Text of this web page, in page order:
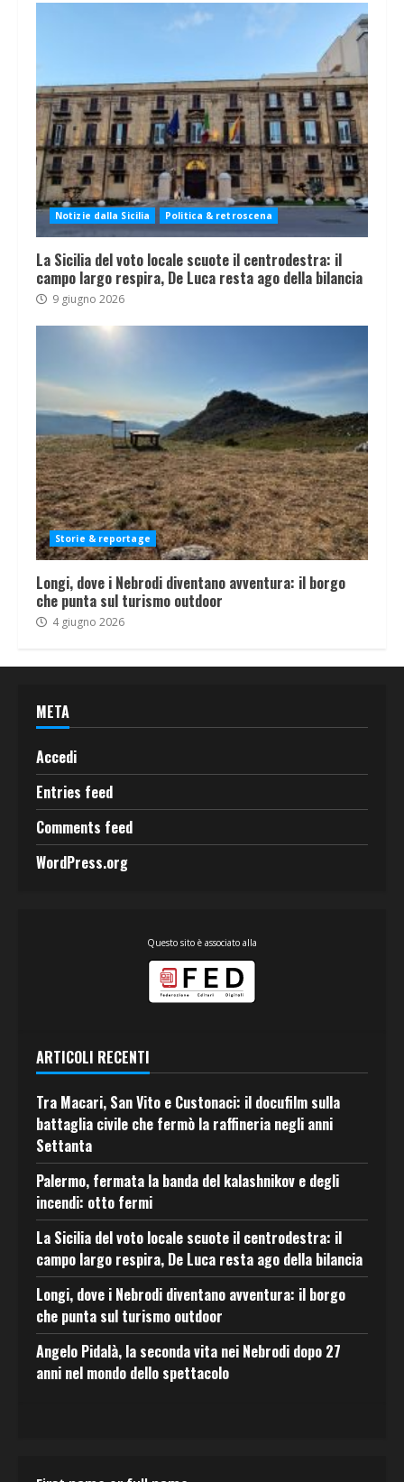
Notizie dalla Sicilia Politica & retroscena
La Sicilia del voto locale scuote il centrodestra: il
campo largo respira, De Luca resta ago della bilancia
9 giugno 2026
Storie & reportage
Longi, dove i Nebrodi diventano avventura: il borgo
che punta sul turismo outdoor
4 giugno 2026
META
Accedi
Entries feed
Comments feed
WordPress.org
Questo sito è associato alla
ARTICOLI RECENTI
Tra Macari, San Vito e Custonaci: il docufilm sulla
battaglia civile che fermò la raffineria negli anni
Settanta
Palermo, fermata la banda del kalashnikov e degli
incendi: otto fermi
La Sicilia del voto locale scuote il centrodestra: il
campo largo respira, De Luca resta ago della bilancia
Longi, dove i Nebrodi diventano avventura: il borgo
che punta sul turismo outdoor
Angelo Pidalà, la seconda vita nei Nebrodi dopo 27
anni nel mondo dello spettacolo